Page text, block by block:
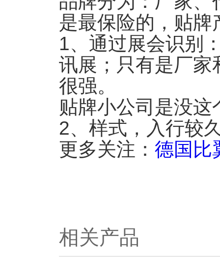
是最保险的，贴
1、通过展会识别
讯展；只有是厂家
很强。
贴牌小公司是没
2、样式，入行较
更多关注： 德国比
相关产品